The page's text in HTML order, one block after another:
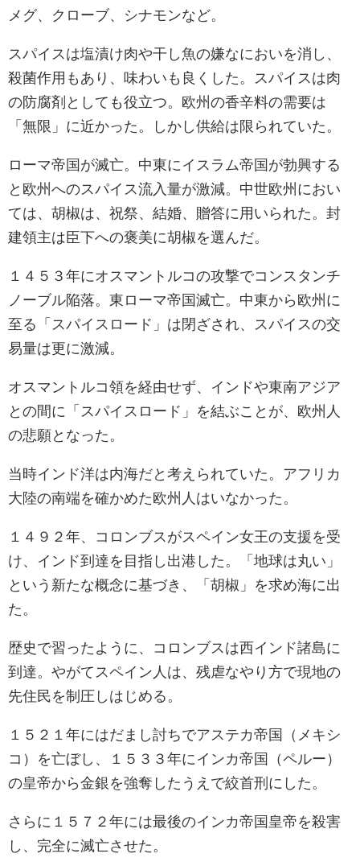
メグ、クローブ、シナモンなど。
スパイスは塩漬け肉や干し魚の嫌なにおいを消し、
殺菌作用もあり、味わいも良くした。スパイスは肉
の防腐剤としても役立つ。欧州の香辛料の需要は
「無限」に近かった。しかし供給は限られていた。
ローマ帝国が滅亡。中東にイスラム帝国が勃興する
と欧州へのスパイス流入量が激減。中世欧州におい
ては、胡椒は、祝祭、結婚、贈答に用いられた。封
建領主は臣下への褒美に胡椒を選んだ。
１４５３年にオスマントルコの攻撃でコンスタンチ
ノーブル陥落。東ローマ帝国滅亡。中東から欧州に
至る「スパイスロード」は閉ざされ、スパイスの交
易量は更に激減。
オスマントルコ領を経由せず、インドや東南アジア
との間に「スパイスロード」を結ぶことが、欧州人
の悲願となった。
当時インド洋は内海だと考えられていた。アフリカ
大陸の南端を確かめた欧州人はいなかった。
１４９２年、コロンブスがスペイン女王の支援を受
け、インド到達を目指し出港した。「地球は丸い」
という新たな概念に基づき、「胡椒」を求め海に出
た。
歴史で習ったように、コロンブスは西インド諸島に
到達。やがてスペイン人は、残虐なやり方で現地の
先住民を制圧しはじめる。
１５２１年にはだまし討ちでアステカ帝国（メキシ
コ）を亡ぼし、１５３３年にインカ帝国（ペルー）
の皇帝から金銀を強奪したうえで絞首刑にした。
さらに１５７２年には最後のインカ帝国皇帝を殺害
し、完全に滅亡させた。